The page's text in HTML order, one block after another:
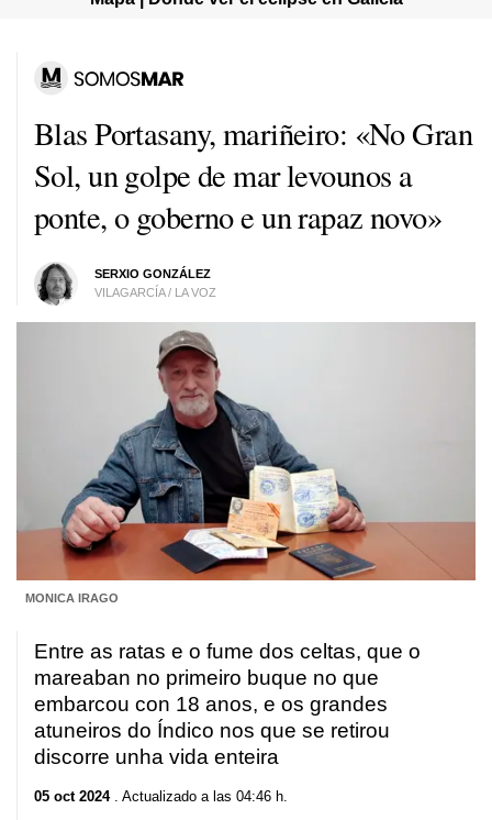
Blas Portasany, mariñeiro: «No Gran
Sol, un golpe de mar levounos a
ponte, o goberno e un rapaz novo»
SERXIO GONZÁLEZ
VILAGARCÍA / LA VOZ
MONICA IRAGO
Entre as ratas e o fume dos celtas, que o
mareaban no primeiro buque no que
embarcou con 18 anos, e os grandes
atuneiros do Índico nos que se retirou
discorre unha vida enteira
05 oct 2024. Actualizado a las 04:46 h.